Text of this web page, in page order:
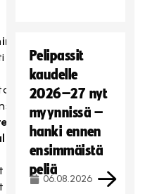
Pelipassit
kaudelle
2026–27 nyt
myynnissä –
hanki ennen
ensimmäistä
peliä
06.08.2026